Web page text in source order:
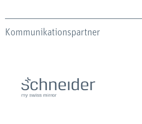
Kommunikationspartner